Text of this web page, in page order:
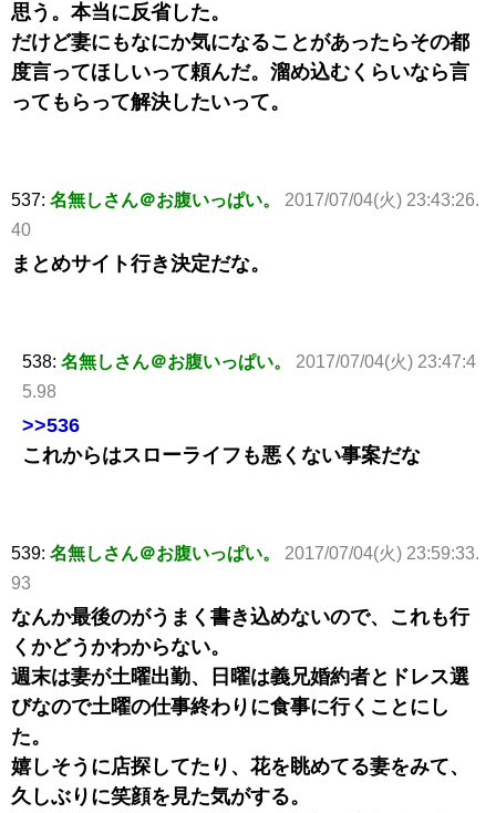
思う。本当に反省した。
だけど妻にもなにか気になることがあったらその都
度言ってほしいって頼んだ。溜め込むくらいなら言
ってもらって解決したいって。
537: 名無しさん＠お腹いっぱい。
2017/07/04(火) 23:43:26.
40
まとめサイト行き決定だな。
538: 名無しさん＠お腹いっぱい。
2017/07/04(火) 23:47:4
5.98
>>536
これからはスローライフも悪くない事案だな
539: 名無しさん＠お腹いっぱい。
2017/07/04(火) 23:59:33.
93
なんか最後のがうまく書き込めないので、これも行
くかどうかわからない。
週末は妻が土曜出勤、日曜は義兄婚約者とドレス選
びなので土曜の仕事終わりに食事に行くことにし
た。
嬉しそうに店探してたり、花を眺めてる妻をみて、
久しぶりに笑顔を見た気がする。